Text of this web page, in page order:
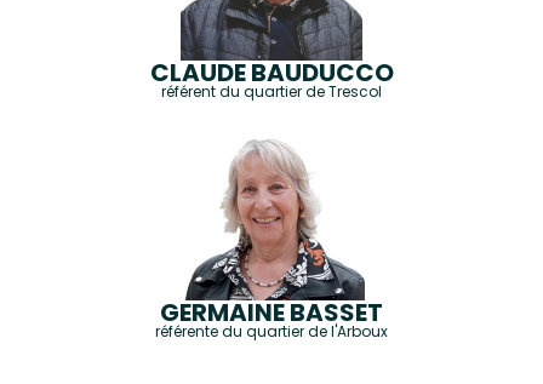
CLAUDE BAUDUCCO
référent du quartier de Trescol
GERMAINE BASSET
référente du quartier de l'Arboux